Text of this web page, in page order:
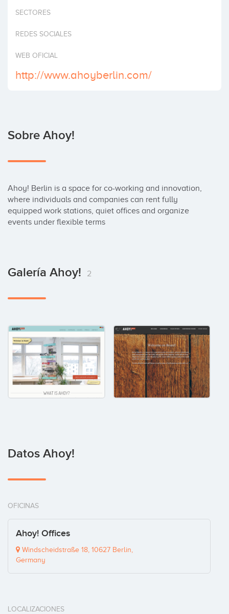
Invertir
SECTORES
REDES SOCIALES
WEB OFICIAL
http://www.ahoyberlin.com/
Sobre Ahoy!
Ahoy! Berlin is a space for co-working and innovation,
where individuals and companies can rent fully
equipped work stations, quiet offices and organize
events under flexible terms
Galería Ahoy! 2
Datos Ahoy!
OFICINAS
Ahoy! Offices
Windscheidstraße 18, 10627 Berlin,
Germany
LOCALIZACIONES